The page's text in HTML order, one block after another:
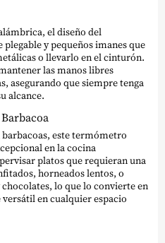
el diseño del
y pequeños imanes que
o llevarlo en el cinturón.
las manos libres
asegurando que siempre tenga
alcance.
este termómetro
en la cocina
platos que requieran una
horneados lentos, o
lo que lo convierte en
en cualquier espacio